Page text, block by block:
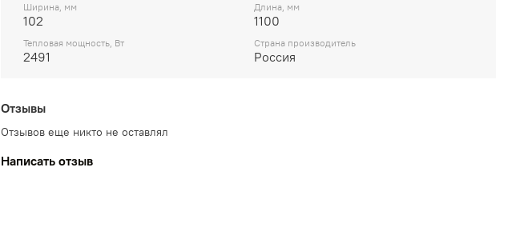
Ширина, мм
102
Длина, мм
1100
Тепловая мощность, Вт
2491
Страна производитель
Россия
Отзывы
Отзывов еще никто не оставлял
Написать отзыв